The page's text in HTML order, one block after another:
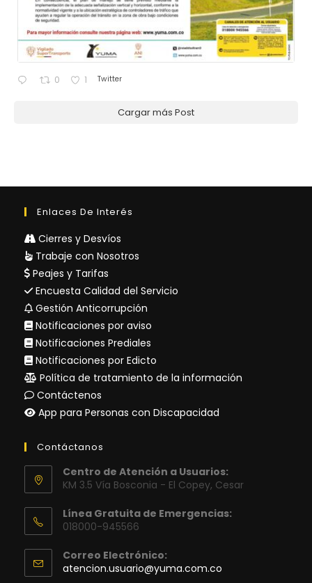
0 1 Twitter
Cargar más Post
Enlaces De Interés
Cierres y Desvíos
Trabaje con Nosotros
Peajes y Tarifas
Encuesta Calidad del Servicio
Gestión Anticorrupción
Notificaciones por aviso
Notificaciones Prediales
Notificaciones por Edicto
Política de tratamiento de la información
Contáctenos
App para Personas con Discapacidad
Contáctanos
Centro de Atención a Usuarios:
KM 3.5 Vía Bosconia - El Copey, Cesar
Línea Gratuita de Emergencias:
018000-945566
Correo Electrónico:
atencion.usuario@yuma.com.co